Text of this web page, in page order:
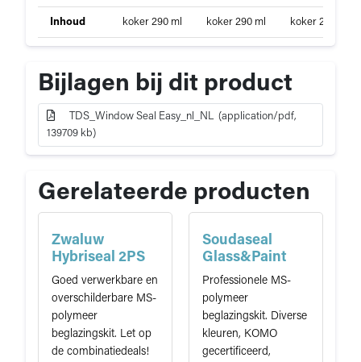
Zwaluw
c
i
f
c
t
i
e
Inhoud koker 290 ml koker 290 ml koker 290 ml
Bijlagen bij dit product
TDS_Window Seal Easy_nl_NL (application/pdf,
139709 kb)
Gerelateerde producten
Zwaluw
Hybriseal 2PS
Goed verwerkbare en
overschilderbare MS-
polymeer
beglazingskit. Let op
de combinatiedeals!
Soudaseal
Glass&Paint
Professionele MS-
polymeer
beglazingskit. Diverse
kleuren, KOMO
gecertificeerd,